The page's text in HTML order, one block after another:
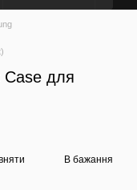
Case для
В бажання